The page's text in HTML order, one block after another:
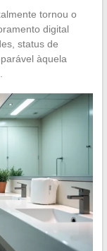
tornou o
digital
status de
àquela